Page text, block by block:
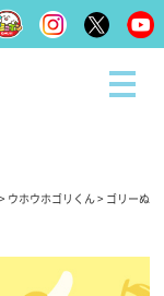
ウホウホゴリくん> ゴリーぬ